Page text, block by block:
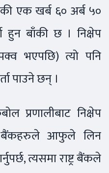
एक खर्ब ६० अर्ब ५०
हुन बाँकी छ । निक्षेप
भएपछि) त्यो पनि
पाउने छन् ।
प्रणालीबाट निक्षेप
बैंकहरुले आफुले लिन
त्यसमा राष्ट्र बैंकले